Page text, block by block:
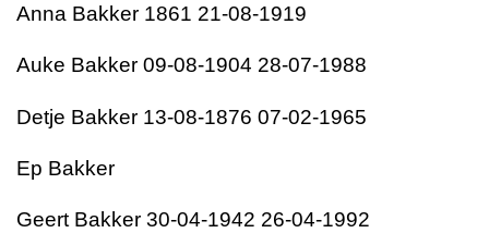
Anna Bakker 1861 21-08-1919
Auke Bakker 09-08-1904 28-07-1988
Detje Bakker 13-08-1876 07-02-1965
Ep Bakker
Geert Bakker 30-04-1942 26-04-1992